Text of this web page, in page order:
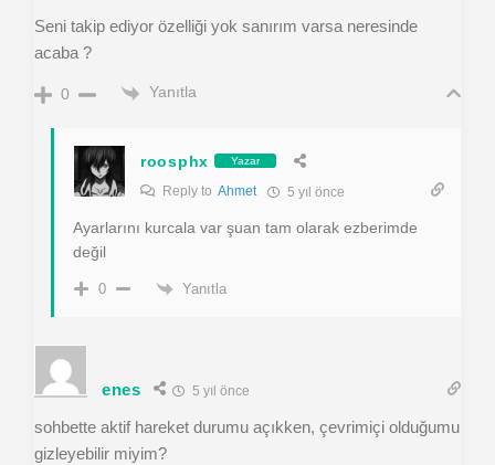
Seni takip ediyor özelliği yok sanırım varsa neresinde
acaba ?
0 Yanıtla
roosphx Yazar
Reply to Ahmet 5 yıl önce
Ayarlarını kurcala var şuan tam olarak ezberimde
değil
0 Yanıtla
enes 5 yıl önce
sohbette aktif hareket durumu açıkken, çevrimiçi olduğumu
gizleyebilir miyim?